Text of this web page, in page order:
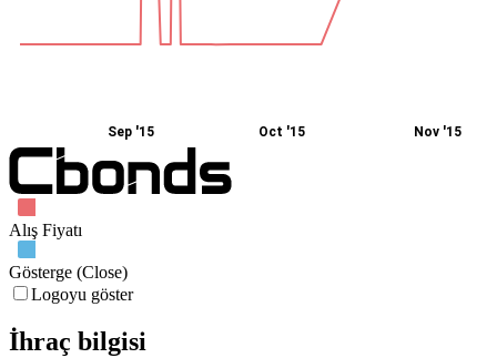
Sep '15 Oct '15 Nov '15
Alış Fiyatı
Gösterge (Close)
Logoyu göster
İhraç bilgisi